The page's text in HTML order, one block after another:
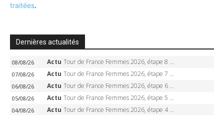
traitées.
Dernières actualités
08/08/26 Actu Tour de France Femmes 2026, étape 8 – Demi Vollering gagne à Nice, reprend le jaune, Niewiadoma à 8 secondes
07/08/26 Actu Tour de France Femmes 2026, étape 7 – Kasia Niewiadoma gagne le Ventoux, maillot jaune, Reusser et Vollering piégées
06/08/26 Actu Tour de France Femmes 2026, étape 6 – Kim Le Court-Pienaar gagne à Tournon, Reusser en jaune
05/08/26 Actu Tour de France Femmes 2026, étape 5 – Demi Vollering gagne à Belleville, Reusser en jaune, Ferrand-Prévot coule
04/08/26 Actu Tour de France Femmes 2026, étape 4 – Marlen Reusser écrase le chrono, Ferrand-Prévot en crise